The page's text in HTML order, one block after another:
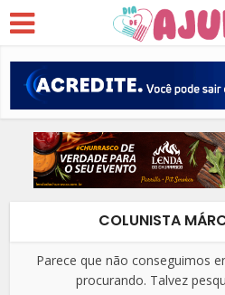
COLUNISTA
Parece que não conseguimos
procurando. Talvez